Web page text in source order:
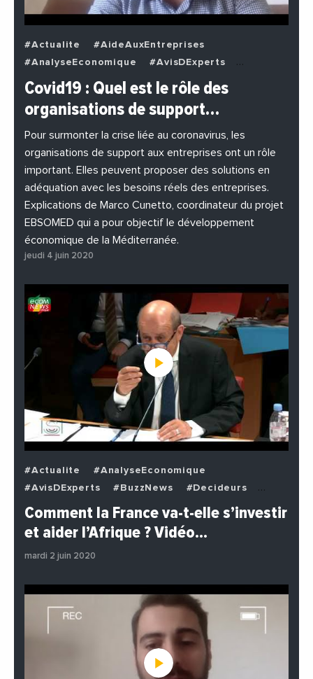
#Actualite
#AideAuxEntreprises
#AnalyseEconomique
#AvisDExperts
#BuzzNews
#Decideurs
#EchangesMediterraneens
#Economie
#EnDirectDe
#Entreprises
#Institutions
#PhotosEtVideos
Covid19 : Quel est le rôle des
organisations de support…
Pour surmonter la crise liée au coronavirus, les
organisations de support aux entreprises ont un rôle
important. Elles peuvent proposer des solutions en
adéquation avec les besoins réels des entreprises.
Explications de Marco Cunetto, coordinateur du projet
EBSOMED qui a pour objectif le développement
économique de la Méditerranée.
jeudi 4 juin 2020
#Actualite
#AnalyseEconomique
#AvisDExperts
#BuzzNews
#Decideurs
#EchangesMediterraneens
#Economie
#Politique
Comment la France va-t-elle s’investir
et aider l’Afrique ? Vidéo…
mardi 2 juin 2020